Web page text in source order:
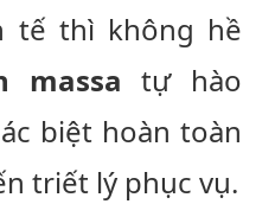
tế thì không hề
massa tự hào
biệt hoàn toàn
triết lý phục vụ.